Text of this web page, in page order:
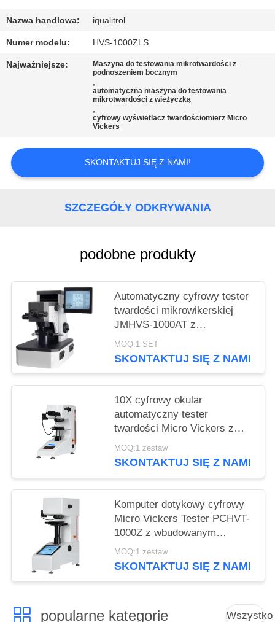
Nazwa handlowa: iqualitrol
Numer modelu: HVS-1000ZLS
Najważniejsze:
Maszyna do testowania mikrotwardości z
podnoszeniem bocznym
,
automatyczna maszyna do testowania
mikrotwardości z wieżyczką
,
cyfrowy wyświetlacz twardościomierz Micro
Vickers
SKONTAKTUJ SIĘ Z NAMI!
SZCZEGÓŁY ODKRYWANIA
podobne produkty
Automatyczny cyfrowy tester
twardości mikrowikerskiej
JMHVS-1000AT z
podnoszeniem indenta
MOQ:1 SET
SKONTAKTUJ SIĘ Z NAMI
10X cyfrowy okular
automatyczny tester
twardości Micro Vickers z
maksymalną siłą 1Kgf
MOQ:1 zestaw
SKONTAKTUJ SIĘ Z NAMI
Komputer dotykowy cyfrowy
Micro Vickers Tester PCHVT-
1000Z z wbudowanym
oprogramowaniem
MOQ:1 zestaw
SKONTAKTUJ SIĘ Z NAMI
popularne kategorie Wszystko